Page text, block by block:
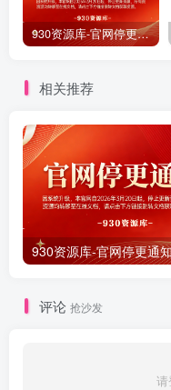
930资源库-官网停更通知-【换在线文档更新-每日更新】
相关推荐
评论 抢沙发
请